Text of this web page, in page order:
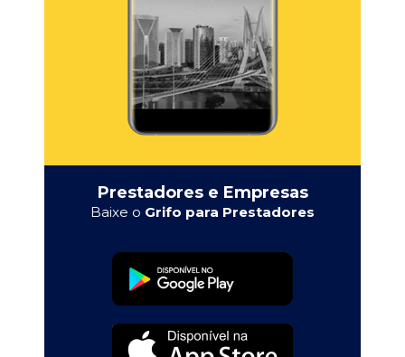
Prestadores e Empresas
Baixe o Grifo para Prestadores